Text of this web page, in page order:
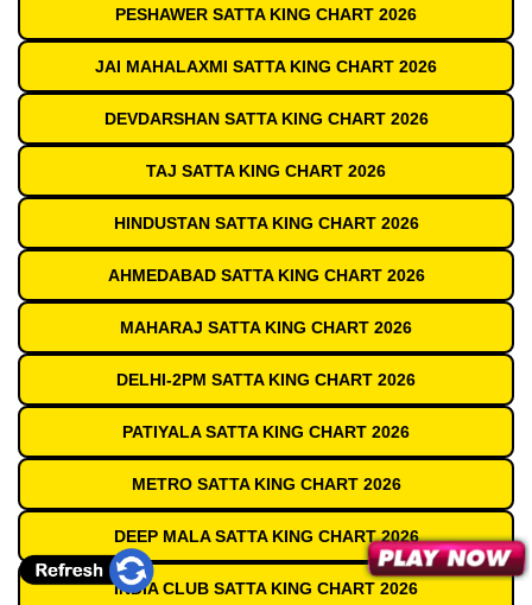
PESHAWER SATTA KING CHART 2026
JAI MAHALAXMI SATTA KING CHART 2026
DEVDARSHAN SATTA KING CHART 2026
TAJ SATTA KING CHART 2026
HINDUSTAN SATTA KING CHART 2026
AHMEDABAD SATTA KING CHART 2026
MAHARAJ SATTA KING CHART 2026
DELHI-2PM SATTA KING CHART 2026
PATIYALA SATTA KING CHART 2026
METRO SATTA KING CHART 2026
DEEP MALA SATTA KING CHART 2026
INDIA CLUB SATTA KING CHART 2026